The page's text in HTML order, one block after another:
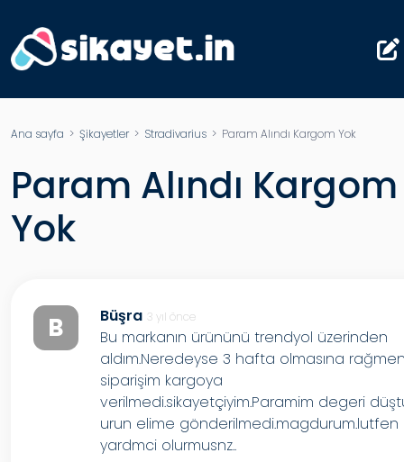
Ana sayfa > Şikayetler> Stradivarius > Param Alındı Kargom Yok
Param Alındı Kargom
Yok
B Büşra 3 yıl önce
Bu markanın ürününü trendyol üzerinden
aldım.Neredeyse 3 hafta olmasına
siparişim kargoya
verilmedi.sikayetçiyim.Paramim degeri
urun elime gönderilmedi.magdurum.lutfen
yardmci olurmusnz..